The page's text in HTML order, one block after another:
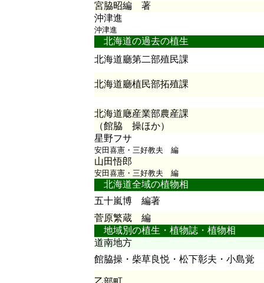
宮脇昭編 著
沖津進
沖津進
北海道の過去の植生
北海道廳第二部殖民課
北海道廳植民部拓殖課
北海道廰産業部農産課
（館脇 操ほか）
星野フサ
安田喜憲・三好教夫 編
山田悟郎
安田喜憲・三好教夫 編
北海道全域の植物相
五十嵐博 編著
菅原繁蔵 編
地域別の植生・植物誌・植物相
道南地方
館脇操・柴草良悦・松下彰夫・小島覚